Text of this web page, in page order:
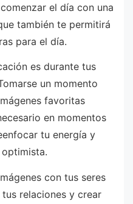
el día con una
también te permitirá
para el día.
es durante tus
un momento
favoritas
en momentos
tu energía y
con tus seres
relaciones y crear